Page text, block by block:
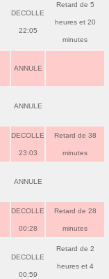
DECOLLE
22:05
Retard de 5
heures et 20
minutes
ANNULE
ANNULE
DECOLLE
23:03
Retard de 38
minutes
ANNULE
DECOLLE
00:28
Retard de 28
minutes
DECOLLE
00:59
Retard de 2
heures et 4